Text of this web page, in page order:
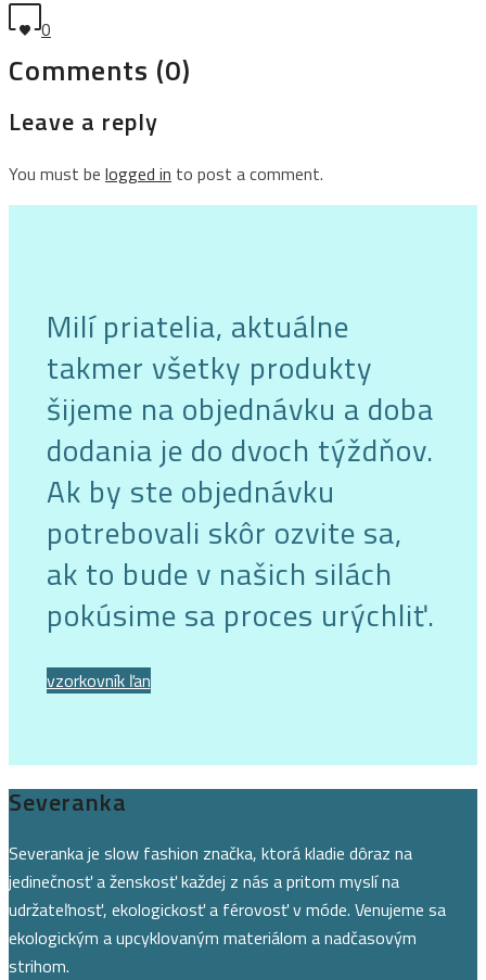
0
Comments (0)
Leave a reply
You must be logged in to post a comment.
Milí priatelia, aktuálne
takmer všetky produkty
šijeme na objednávku a doba
dodania je do dvoch týždňov.
Ak by ste objednávku
potrebovali skôr ozvite sa,
ak to bude v našich silách
pokúsime sa proces urýchliť.
vzorkovník ľan
Severanka
Severanka je slow fashion značka, ktorá kladie dôraz na
jedinečnosť a ženskosť každej z nás a pritom myslí na
udržateľnosť, ekologickosť a férovosť v móde. Venujeme sa
ekologickým a upcyklovaným materiálom a nadčasovým
strihom.